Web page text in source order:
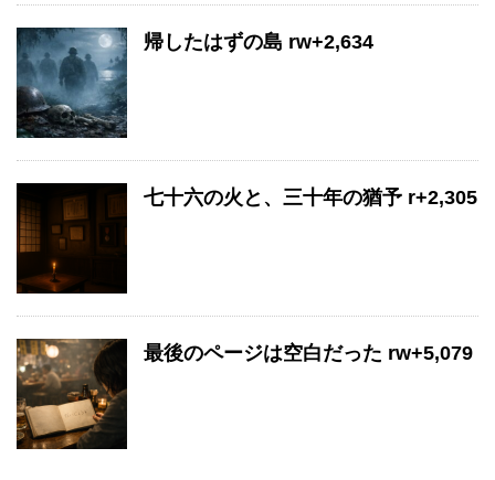
帰したはずの島 rw+2,634
七十六の火と、三十年の猶予 r+2,305
最後のページは空白だった rw+5,079